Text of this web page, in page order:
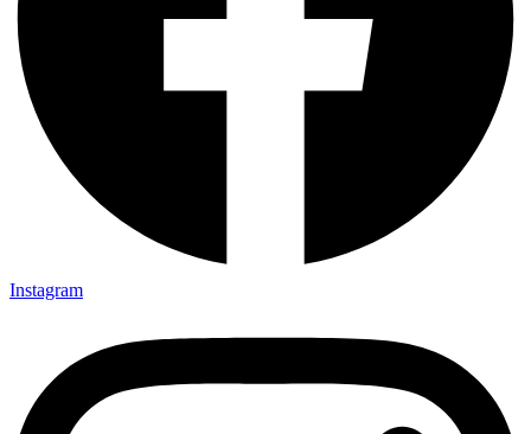
Instagram